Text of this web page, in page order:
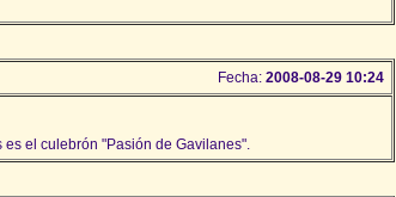
Fecha: 2008-08-29 10:24
el culebrón "Pasión de Gavilanes".